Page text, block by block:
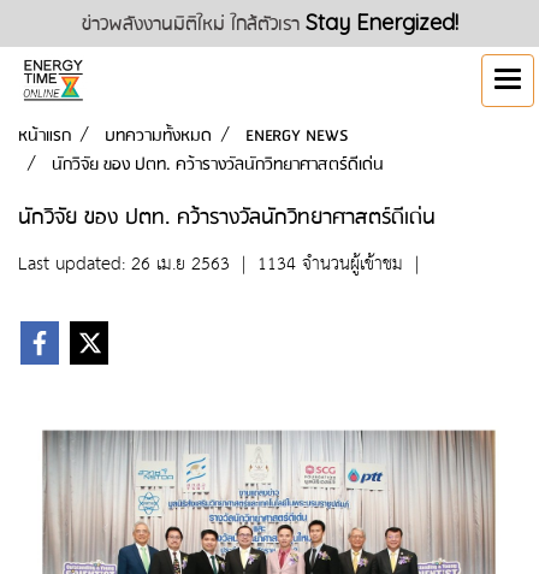
ข่าวพลังงานมิติใหม่ ใกล้ตัวเรา Stay Energized!
หน้าแรก บทความทั้งหมด
ENERGY NEWS
นักวิจัย ของ ปตท. คว้ารางวัลนักวิทยาศาสตร์ดีเด่น
นักวิจัย ของ ปตท. คว้ารางวัลนักวิทยาศาสตร์ดีเด่น
Last updated: 26 เม.ย 2563 | 1134 จำนวนผู้เข้าชม |